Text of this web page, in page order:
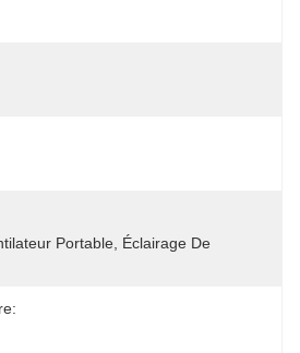
Portable, Éclairage De